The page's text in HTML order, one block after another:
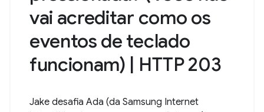
vai acreditar como os
eventos de teclado
funcionam) | HTTP 203
Jake desafia Ada (da Samsung Internet